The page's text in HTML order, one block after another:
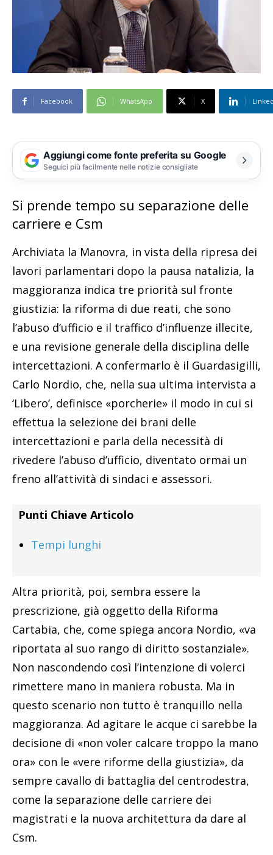
Facebook WhatsApp X
Aggiungi come fonte preferita su Google
Seguici più facilmente nelle notizie consigliate
Si prende tempo su separazione delle
carriere e Csm
Archiviata la Manovra, in vista della ripresa dei
lavori parlamentari dopo la pausa natalizia, la
maggioranza indica tre priorità sul fronte
giustizia: la riforma di due reati, che sono
l’abuso d’ufficio e il traffico d’influenze illecite,
e una revisione generale della disciplina delle
intercettazioni. A confermarlo è il Guardasigilli,
Carlo Nordio, che, nella sua ultima intervista a
‘Libero’, definisce «porcherie» il modo in cui si
effettua la selezione dei brani delle
intercettazioni e parla della necessità di
rivedere l’abuso d’ufficio, diventato ormai un
freno all’attività di sindaci e assessori.
Punti Chiave Articolo
Tempi lunghi
Altra priorità, poi, sembra essere la
prescrizione, già oggetto della Riforma
Cartabia, che, come spiega ancora Nordio, «va
riportata al suo rango di diritto sostanziale».
Non nascondendo così l’intenzione di volerci
rimettere mano in maniera robusta. Ma in
questo scenario non tutto è tranquillo nella
maggioranza. Ad agitare le acque ci sarebbe la
decisione di «non voler calcare troppo la mano
ora» con le «vere riforme della giustizia», da
sempre cavallo di battaglia del centrodestra,
come la separazione delle carriere dei
magistrati e la nuova architettura da dare al
Csm.